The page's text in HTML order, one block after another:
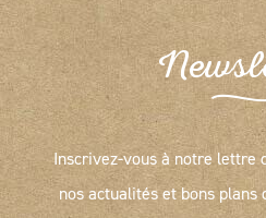
Inscrivez-vous à notre lettre
nos actualités et bons